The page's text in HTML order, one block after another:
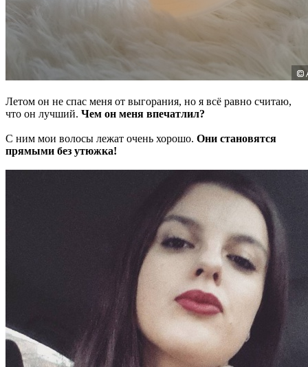
Летом он не спас меня от выгорания, но я всё равно считаю,
что он лучший. Чем он меня впечатлил?
С ним мои волосы лежат очень хорошо. Они становятся
прямыми без утюжка!